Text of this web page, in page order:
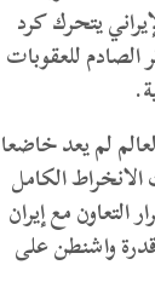
يتحرك كرد
الصادم للعقوبات
لم يعد خاضعا
الكامل
مع إيران
واشنطن على